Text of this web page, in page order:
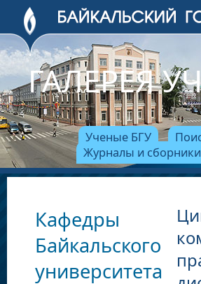
ГАЛЕРЕЯ
Ученые БГУ
Журналы и сборники
Кафедры
Байкальского
университета